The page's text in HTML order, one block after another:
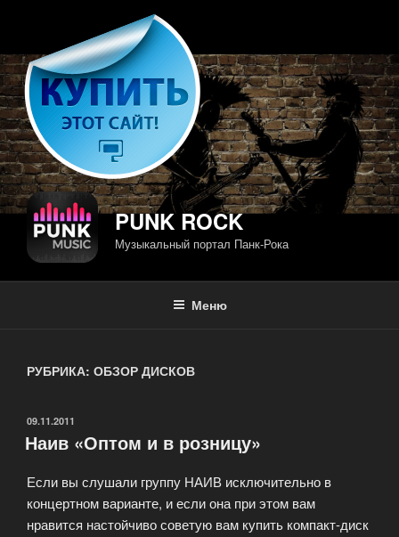
содержимому
PUNK ROCK
Музыкальный портал Панк-Рока
Меню
РУБРИКА: ОБЗОР ДИСКОВ
ОПУБЛИКОВАНО
09.11.2011
Наив «Оптом и в розницу»
Если вы слушали группу НАИВ исключительно в
концертном варианте, и если она при этом вам
нравится настойчиво советую вам купить компакт-диск